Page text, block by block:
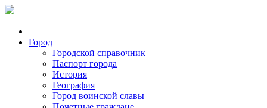
Город
Городской справочник
Паспорт города
История
География
Город воинской славы